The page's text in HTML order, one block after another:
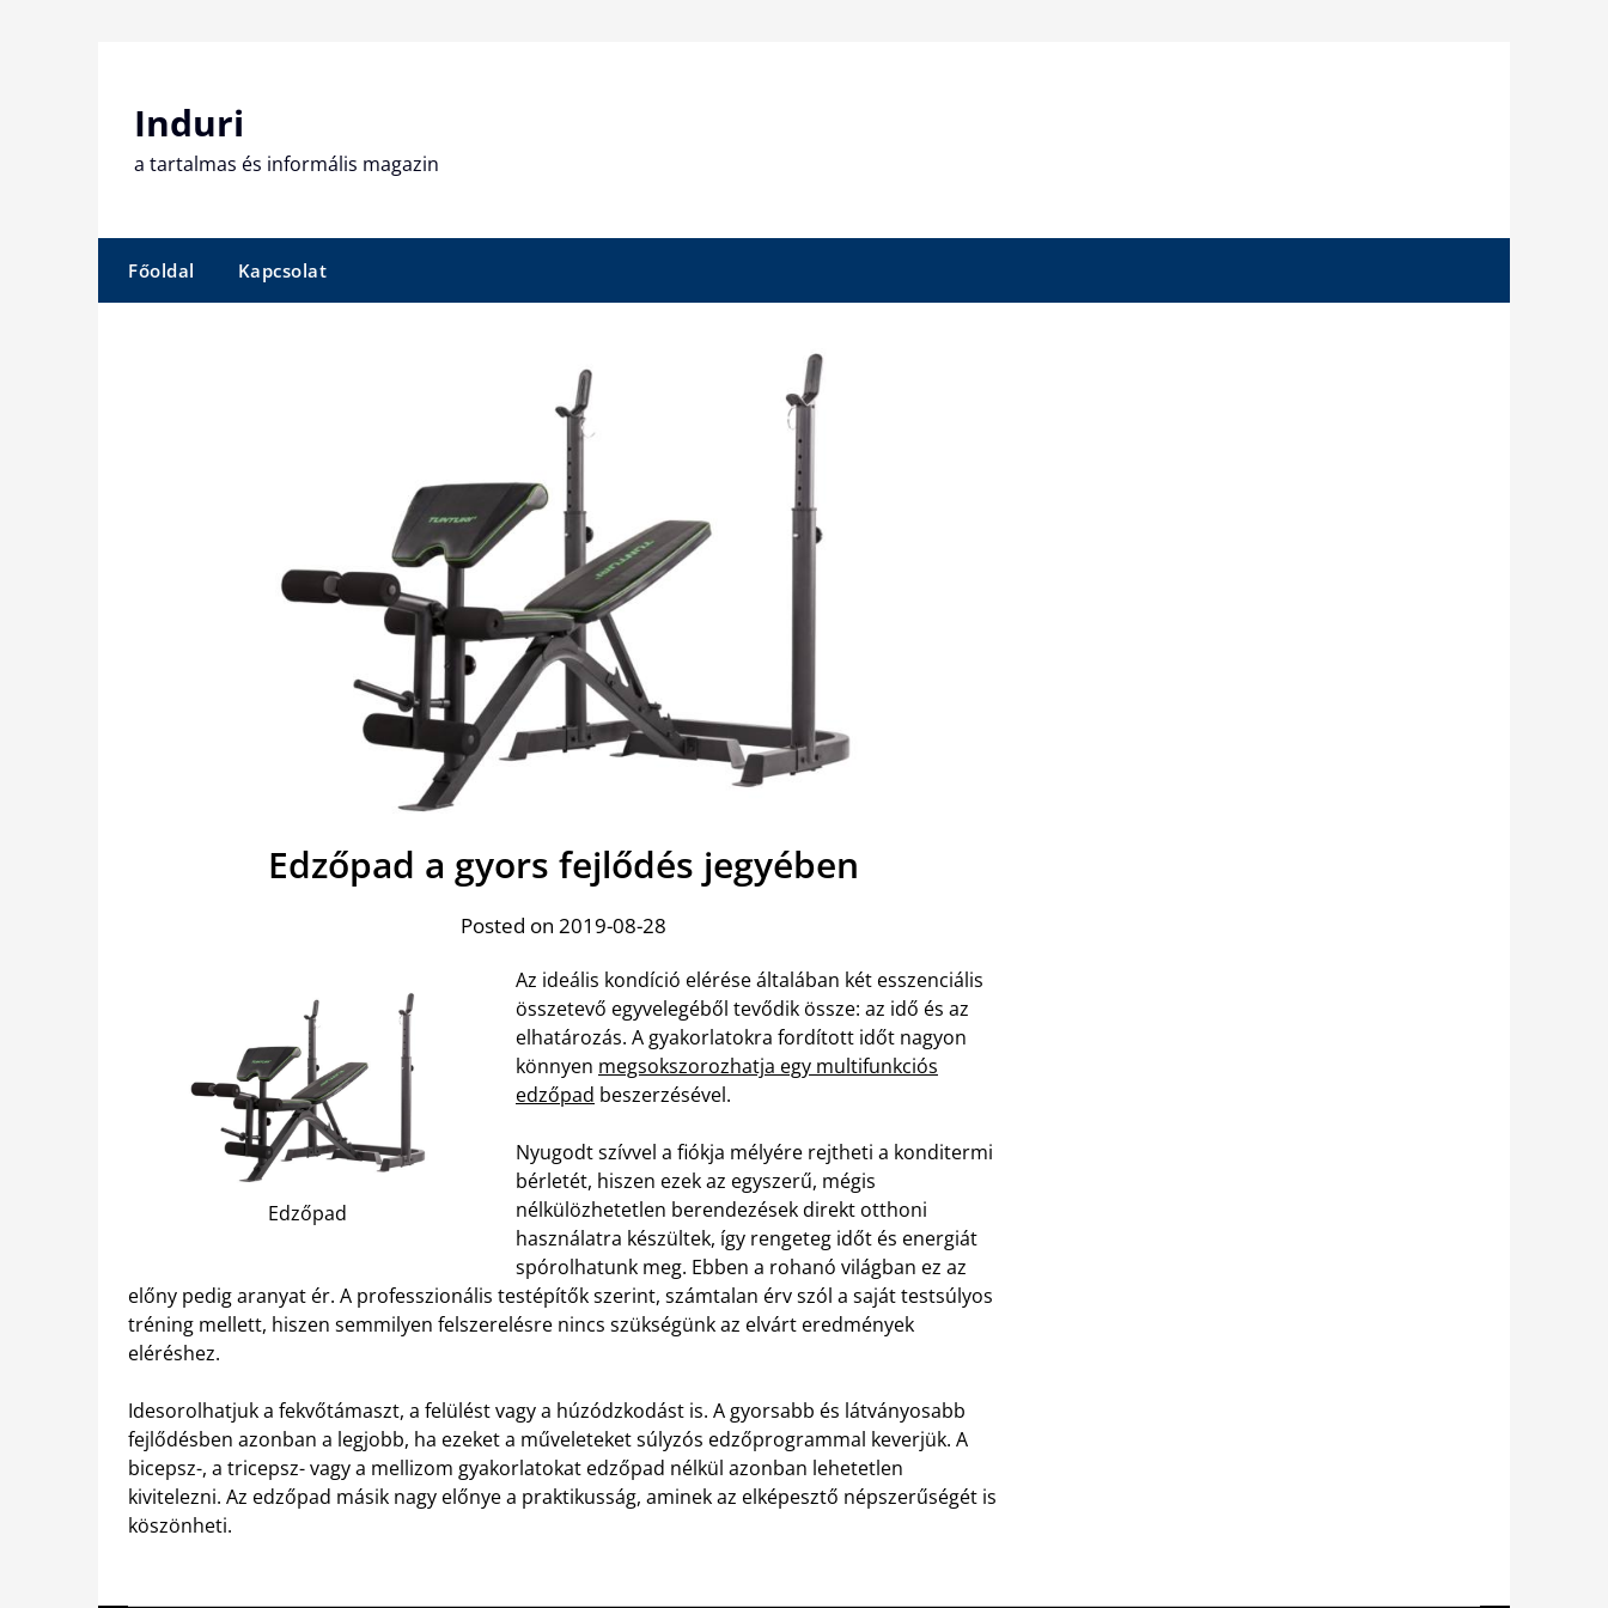
Induri
a tartalmas és informális magazin
Főoldal Kapcsolat
Edzőpad a gyors fejlődés jegyében
Posted on 2019-08-28
Edzőpad
Az ideális kondíció elérése általában két esszenciális
összetevő egyvelegéből tevődik össze: az idő és az
elhatározás. A gyakorlatokra fordított időt nagyon
könnyen megsokszorozhatja egy multifunkciós
edzőpad beszerzésével.
Nyugodt szívvel a fiókja mélyére rejtheti a konditermi
bérletét, hiszen ezek az egyszerű, mégis
nélkülözhetetlen berendezések direkt otthoni
használatra készültek, így rengeteg időt és energiát
spórolhatunk meg. Ebben a rohanó világban ez az
előny pedig aranyat ér. A professzionális testépítők szerint, számtalan érv szól a saját testsúlyos
tréning mellett, hiszen semmilyen felszerelésre nincs szükségünk az elvárt eredmények
eléréshez.
Idesorolhatjuk a fekvőtámaszt, a felülést vagy a húzódzkodást is. A gyorsabb és látványosabb
fejlődésben azonban a legjobb, ha ezeket a műveleteket súlyzós edzőprogrammal keverjük. A
bicepsz-, a tricepsz- vagy a mellizom gyakorlatokat edzőpad nélkül azonban lehetetlen
kivitelezni. Az edzőpad másik nagy előnye a praktikusság, aminek az elképesztő népszerűségét is
köszönheti.